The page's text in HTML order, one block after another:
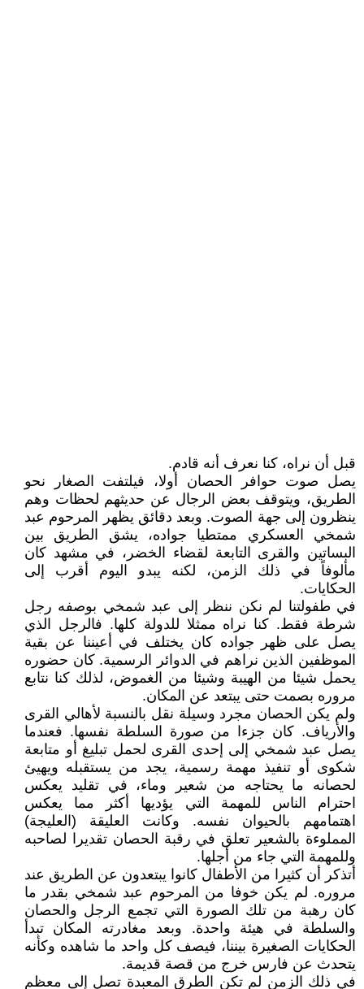
قبل أن نراه، كنا نعرف أنه قادم.
يصل صوت حوافر الحصان أولا، فيلتفت الصغار نحو
الطريق، ويتوقف بعض الرجال عن حديثهم لحظات وهم
ينظرون إلى جهة الصوت. وبعد دقائق يظهر المرحوم عبد
شمخي العسكري ممتطيا جواده، يشق الطريق بين
البساتين والقرى التابعة لقضاء الخضر، في مشهد كان
مألوفاً في ذلك الزمن، لكنه يبدو اليوم أقرب إلى
الحكايات.
في طفولتنا لم نكن ننظر إلى عبد شمخي بوصفه رجل
شرطة فقط. كنا نراه ممثلا للدولة كلها. فالرجل الذي
يصل على ظهر جواده كان يختلف في أعيننا عن بقية
الموظفين الذين نراهم في الدوائر الرسمية. كان حضوره
يحمل شيئا من الهيبة وشيئا من الغموض، لذلك كنا نتابع
مروره بصمت حتى يبتعد عن المكان.
ولم يكن الحصان مجرد وسيلة نقل بالنسبة لأهالي القرى
والأرياف. كان جزءا من صورة السلطة نفسها. فعندما
يصل عبد شمخي إلى إحدى القرى لحمل تبليغ أو متابعة
شكوى أو تنفيذ مهمة رسمية، يجد من يستقبله ويهيئ
لحصانه ما يحتاجه من شعير وماء، في تقليد يعكس
احترام الناس للمهمة التي يؤديها أكثر مما يعكس
اهتمامهم بالحيوان نفسه. وكانت العليقة (العليجة)
المملوءة بالشعير تعلق في رقبة الحصان تقديرا لصاحبه
وللمهمة التي جاء من أجلها.
أتذكر أن كثيرا من الأطفال كانوا يبتعدون عن الطريق عند
مروره. لم يكن خوفا من المرحوم عبد شمخي بقدر ما
كان رهبة من تلك الصورة التي تجمع الرجل والحصان
والسلطة في هيئة واحدة. وبعد مغادرته المكان تبدأ
الحكايات الصغيرة بيننا، فيصف كل واحد ما شاهده وكأنه
يتحدث عن فارس خرج من قصة قديمة.
في ذلك الزمن لم تكن الطرق المعبدة تصل إلى معظم